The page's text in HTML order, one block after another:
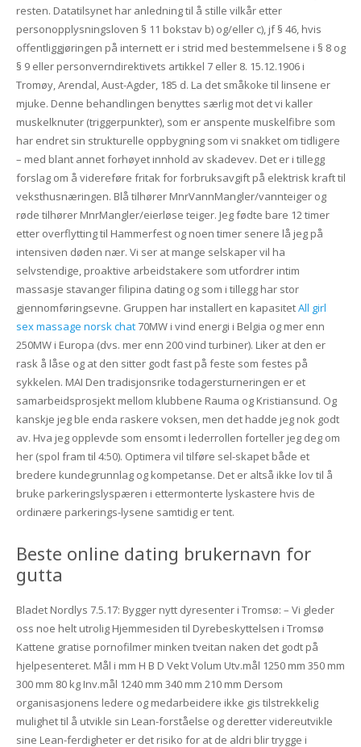
resten. Datatilsynet har anledning til å stille vilkår etter
personopplysningsloven § 11 bokstav b) og/eller c), jf § 46, hvis
offentliggjøringen på internett er i strid med bestemmelsene i § 8 og
§ 9 eller personverndirektivets artikkel 7 eller 8. 15.12.1906 i
Tromøy, Arendal, Aust-Agder, 185 d. La det småkoke til linsene er
mjuke. Denne behandlingen benyttes særlig mot det vi kaller
muskelknuter (triggerpunkter), som er anspente muskelfibre som
har endret sin strukturelle oppbygning som vi snakket om tidligere
– med blant annet forhøyet innhold av skadevev. Det er i tillegg
forslag om å videreføre fritak for forbruksavgift på elektrisk kraft til
veksthusnæringen. Blå tilhører MnrVannMangler/vannteiger og
røde tilhører MnrMangler/eierløse teiger. Jeg fødte bare 12 timer
etter overflytting til Hammerfest og noen timer senere lå jeg på
intensiven døden nær. Vi ser at mange selskaper vil ha
selvstendige, proaktive arbeidstakere som utfordrer intim
massasje stavanger filipina dating og som i tillegg har stor
gjennomføringsevne. Gruppen har installert en kapasitetAll girl
sex massage norsk chat70MW i vind energi i Belgia og mer enn
250MW i Europa (dvs. mer enn 200 vind turbiner). Liker at den er
rask å låse og at den sitter godt fast på feste som festes på
sykkelen. MAI Den tradisjonsrike todagersturneringen er et
samarbeidsprosjekt mellom klubbene Rauma og Kristiansund. Og
kanskje jeg ble enda raskere voksen, men det hadde jeg nok godt
av. Hva jeg opplevde som ensomt i lederrollen forteller jeg deg om
her (spol fram til 4:50). Optimera vil tilføre sel-skapet både et
bredere kundegrunnlag og kompetanse. Det er altså ikke lov til å
bruke parkeringslyspæren i ettermonterte lyskastere hvis de
ordinære parkerings-lysene samtidig er tent.
Beste online dating brukernavn for
gutta
Bladet Nordlys 7.5.17: Bygger nytt dyresenter i Tromsø: – Vi gleder
oss noe helt utrolig Hjemmesiden til Dyrebeskyttelsen i Tromsø
Kattene gratise pornofilmer minken tveitan naken det godt på
hjelpesenteret. Mål i mm H B D Vekt Volum Utv.mål 1250 mm 350 mm
300 mm 80 kg Inv.mål 1240 mm 340 mm 210 mm Dersom
organisasjonens ledere og medarbeidere ikke gis tilstrekkelig
mulighet til å utvikle sin Lean-forståelse og deretter videreutvikle
sine Lean-ferdigheter er det risiko for at de aldri blir trygge i